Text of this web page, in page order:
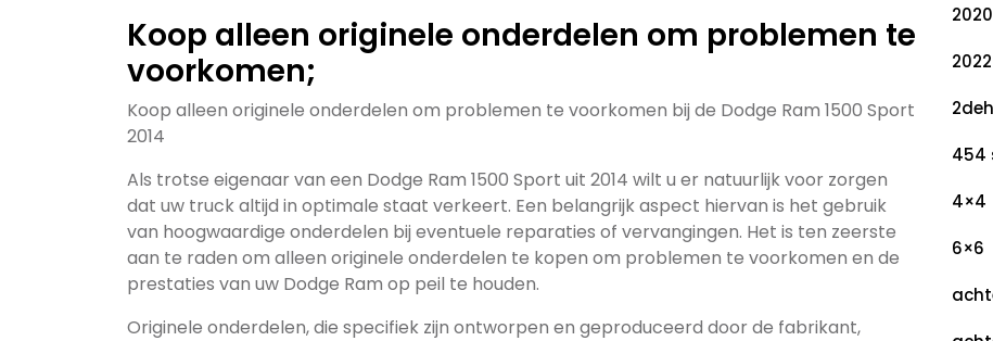
Koop alleen originele onderdelen om problemen te
voorkomen;
Koop alleen originele onderdelen om problemen te voorkomen bij de Dodge Ram 1500 Sport
2014
Als trotse eigenaar van een Dodge Ram 1500 Sport uit 2014 wilt u er natuurlijk voor zorgen
dat uw truck altijd in optimale staat verkeert. Een belangrijk aspect hiervan is het gebruik
van hoogwaardige onderdelen bij eventuele reparaties of vervangingen. Het is ten zeerste
aan te raden om alleen originele onderdelen te kopen om problemen te voorkomen en de
prestaties van uw Dodge Ram op peil te houden.
Originele onderdelen, die specifiek zijn ontworpen en geproduceerd door de fabrikant,
2020
2022
454
4×4
6×6